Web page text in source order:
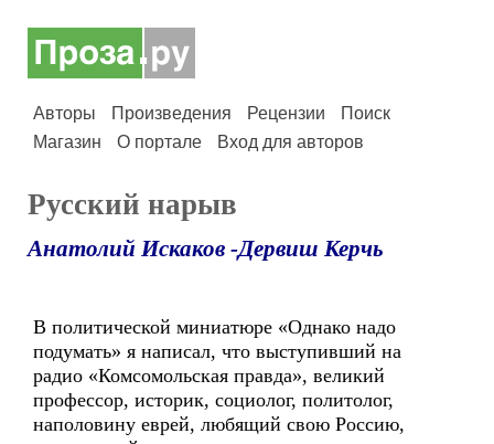
Авторы Произведения Рецензии
Поиск
Магазин
О портале Вход для авторов
Русский нарыв
Анатолий Искаков -Дервиш Керчь
В политической миниатюре «Однако надо
подумать» я написал, что выступивший на
радио «Комсомольская правда», великий
профессор, историк, социолог, политолог,
наполовину еврей, любящий свою Россию,